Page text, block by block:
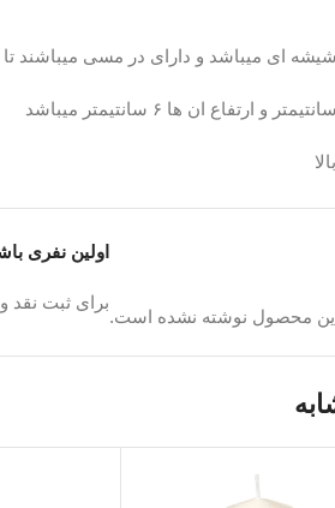
ای میباشد و دارای در مسی میباشند تا
بالاترین کیفیت از گلاب زهرا
گل محمدی
لاله زار میباشد
به راحتی ان را سفارش بدید و مستقیم هدیه
این محصول نوشته نشده است.
اولین نفری
برای ثبت نقد